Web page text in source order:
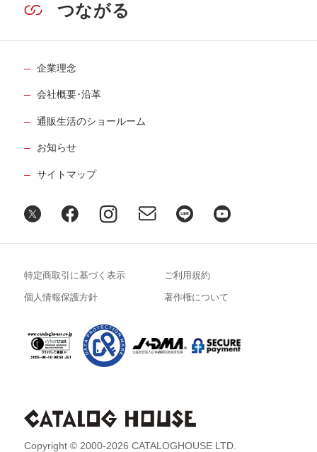
つながる
企業理念
会社概要･沿革
通販生活のショールーム
お知らせ
サイトマップ
Copyright © 2000-2026 CATALOGHOUSE LTD.
特定商取引に基づく表示 ご利用規約
個人情報保護方針 著作権について